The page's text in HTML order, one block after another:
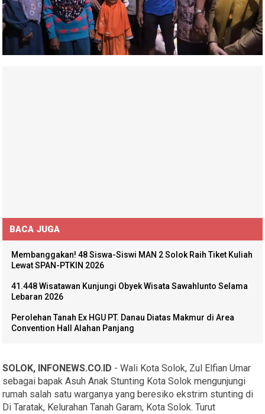
BACA JUGA
Membanggakan! 48 Siswa-Siswi MAN 2 Solok Raih Tiket Kuliah
Lewat SPAN-PTKIN 2026
41.448 Wisatawan Kunjungi Obyek Wisata Sawahlunto Selama
Lebaran 2026
Perolehan Tanah Ex HGU PT. Danau Diatas Makmur di Area
Convention Hall Alahan Panjang
SOLOK, INFONEWS.CO.ID - Wali Kota Solok, Zul Elfian Umar
sebagai bapak Asuh Anak Stunting Kota Solok mengunjungi
rumah salah satu warganya yang beresiko ekstrim stunting di
Di Taratak, Kelurahan Tanah Garam, Kota Solok. Turut